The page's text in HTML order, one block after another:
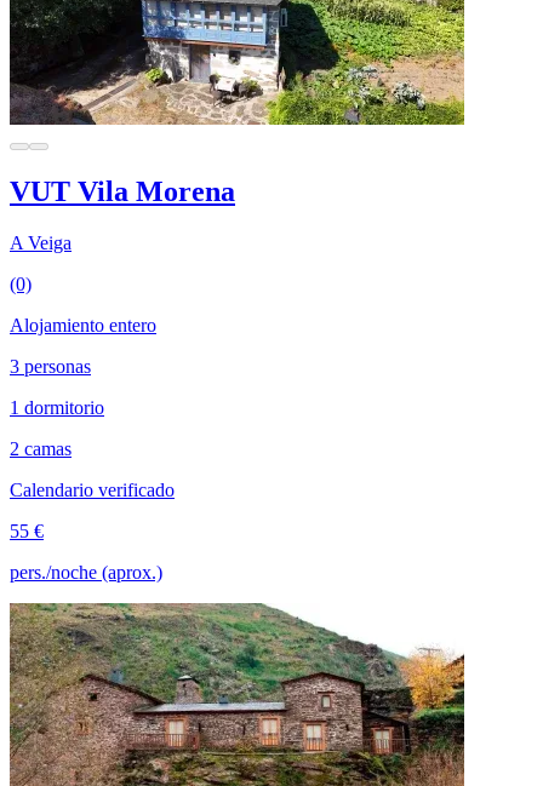
VUT Vila Morena
A Veiga
(0)
Alojamiento entero
3 personas
1 dormitorio
2 camas
Calendario verificado
55 €
pers./noche (aprox.)